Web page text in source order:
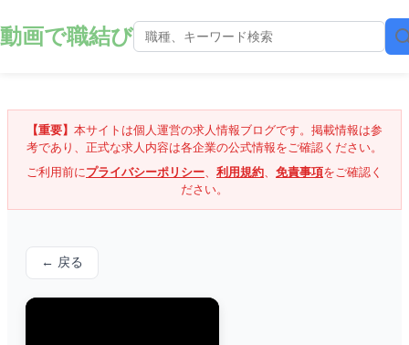
動画で職結び
【重要】 本サイトは個人運営の求人情報ブログです。掲載情報は参
考であり、正式な求人内容は各企業の公式情報をご確認ください。
ご利用前にプライバシーポリシー、 利用規約、 免責事項をご確認く
ださい。
← 戻る